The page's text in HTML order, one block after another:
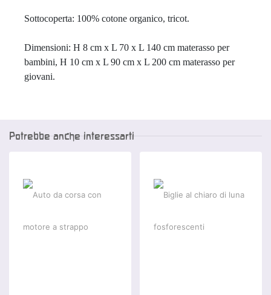
Sottocoperta: 100% cotone organico, tricot.
Dimensioni: H 8 cm x L 70 x L 140 cm materasso per
bambini, H 10 cm x L 90 cm x L 200 cm materasso per
giovani.
Potrebbe anche interessarti